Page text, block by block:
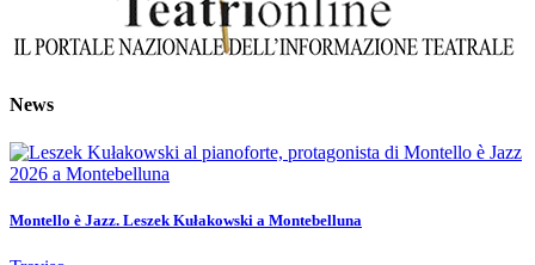
News
Montello è Jazz. Leszek Kułakowski a Montebelluna